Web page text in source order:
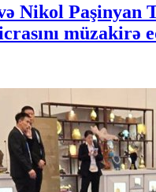
Nikol Paşinyan
müzakirə